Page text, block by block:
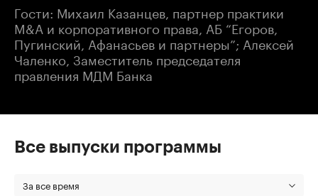
Гости: Михаил Казанцев, партнер практики
M&A и корпоративного права, АБ “Егоров,
Пугинский, Афанасьев и партнеры”; Алексей
Чаленко, Заместитель председателя
правления МДМ Банка
Все выпуски программы
За все время